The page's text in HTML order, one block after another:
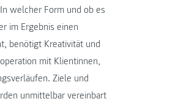
welcher Form und ob es
im Ergebnis einen
benötigt Kreativität und
mit Klientinnen,
Ziele und
unmittelbar vereinbart